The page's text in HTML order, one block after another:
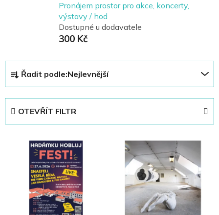
Pronájem prostor pro akce, koncerty,
výstavy / hod
Dostupné u dodavatele
300 Kč
a
z
n
Řadit podle:Nejlevnější
OTEVŘÍT FILTR